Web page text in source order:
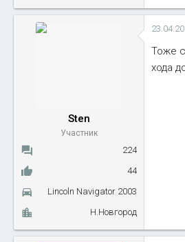
Sten
Участник
224
44
Lincoln Navigator 2003
Н.Новгород
Тоже
хода